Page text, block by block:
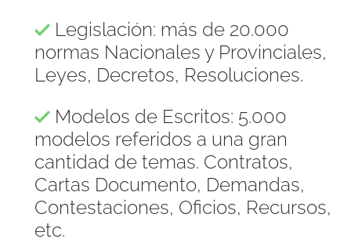
Legislación: más de 20.000
normas Nacionales y Provinciales,
Leyes, Decretos, Resoluciones.
Modelos de Escritos: 5.000
modelos referidos a una gran
cantidad de temas. Contratos,
Cartas Documento, Demandas,
Contestaciones, Oficios, Recursos,
etc.